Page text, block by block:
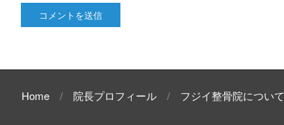
Home 院長プロフィール フジイ整骨院について